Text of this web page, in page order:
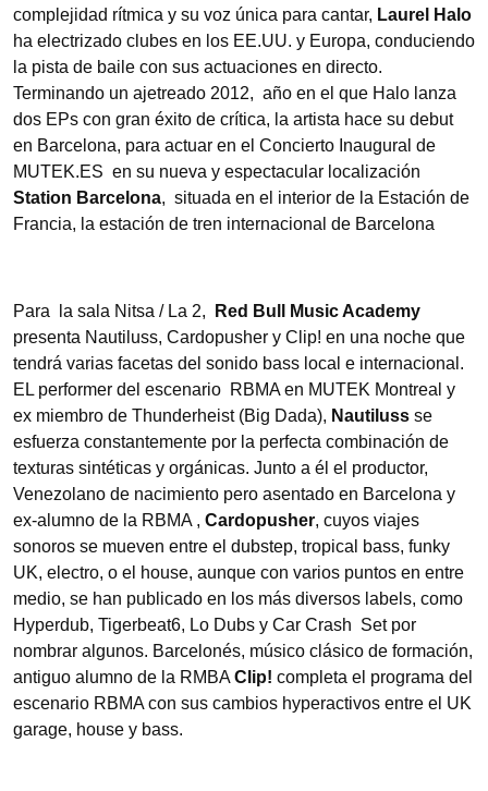
complejidad rítmica y su voz única para cantar, Laurel Halo
ha electrizado clubes en los EE.UU. y Europa, conduciendo
la pista de baile con sus actuaciones en directo.
Terminando un ajetreado 2012, año en el que Halo lanza
dos EPs con gran éxito de crítica, la artista hace su debut
en Barcelona, para actuar en el Concierto Inaugural de
MUTEK.ES en su nueva y espectacular localización
Station Barcelona, situada en el interior de la Estación de
Francia, la estación de tren internacional de Barcelona
Para la sala Nitsa / La 2,
Red Bull Music Academy
presenta Nautiluss, Cardopusher y Clip! en una noche que
tendrá varias facetas del sonido bass local e internacional.
EL performer del escenario RBMA en MUTEK Montreal y
ex miembro de Thunderheist (Big Dada), Nautiluss se
esfuerza constantemente por la perfecta combinación de
texturas sintéticas y orgánicas. Junto a él el productor,
Venezolano de nacimiento pero asentado en Barcelona y
ex-alumno de la RBMA , Cardopusher, cuyos viajes
sonoros se mueven entre el dubstep, tropical bass, funky
UK, electro, o el house, aunque con varios puntos en entre
medio, se han publicado en los más diversos labels, como
Hyperdub, Tigerbeat6, Lo Dubs y Car Crash Set por
nombrar algunos. Barcelonés, músico clásico de formación,
antiguo alumno de la RMBAClip! completa el programa del
escenario RBMA con sus cambios hyperactivos entre el UK
garage, house y bass.